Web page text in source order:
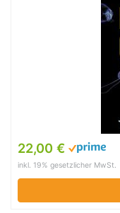
22,00 €
inkl. 19% gesetzlicher MwSt.